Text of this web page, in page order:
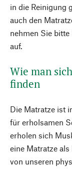
in die Reinigung
auch den
nehmen Sie
auf.
Wie man
finden
Die Matratze ist
für erholsamen
erholen sich
eine Matratze
von unseren